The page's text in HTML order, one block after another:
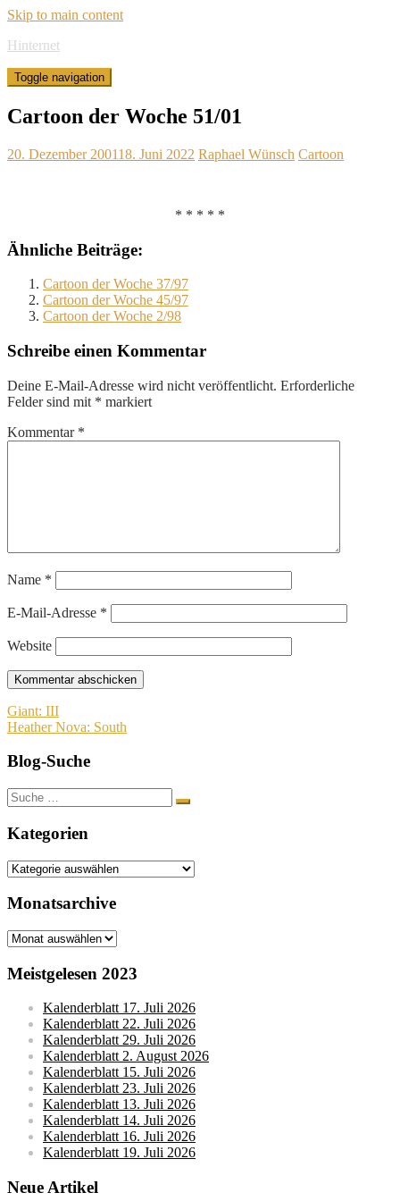
Skip to main content
Hinternet
Toggle navigation
Cartoon der Woche 51/01
20. Dezember 200118. Juni 2022 Raphael Wünsch Cartoon
* * * * *
Ähnliche Beiträge:
Cartoon der Woche 37/97
Cartoon der Woche 45/97
Cartoon der Woche 2/98
Schreibe einen Kommentar
Deine E-Mail-Adresse wird nicht veröffentlicht. Erforderliche
Felder sind mit * markiert
Kommentar *
Name *
E-Mail-Adresse *
Website
Beitragsnavigation
Giant: III
Heather Nova: South
Blog-Suche
Suche
nach:
Kategorien
Kategorien
Monatsarchive
Monatsarchive
Meistgelesen 2023
Kalenderblatt 17. Juli 2026
Kalenderblatt 22. Juli 2026
Kalenderblatt 29. Juli 2026
Kalenderblatt 2. August 2026
Kalenderblatt 15. Juli 2026
Kalenderblatt 23. Juli 2026
Kalenderblatt 13. Juli 2026
Kalenderblatt 14. Juli 2026
Kalenderblatt 16. Juli 2026
Kalenderblatt 19. Juli 2026
Neue Artikel